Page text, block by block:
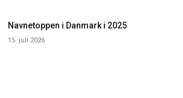
Navnetoppen i Danmark i 2025
15. juli 2026